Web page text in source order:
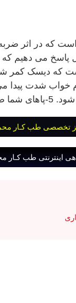
که در اثر
پاسخ می دهیم
سوزن شدن دارد
تخصصی طب کـار
اینترنتی طب کـار